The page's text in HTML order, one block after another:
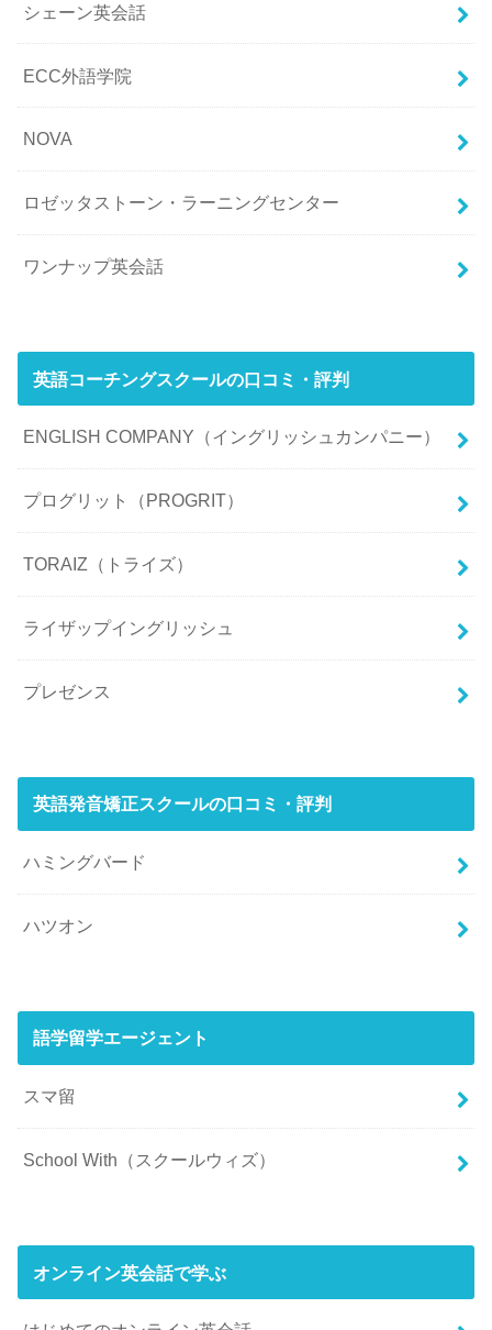
シェーン英会話
ECC外語学院
NOVA
ロゼッタストーン・ラーニングセンター
ワンナップ英会話
英語コーチングスクールの口コミ・評判
ENGLISH COMPANY（イングリッシュカンパニー）
プログリット（PROGRIT）
TORAIZ（トライズ）
ライザップイングリッシュ
プレゼンス
英語発音矯正スクールの口コミ・評判
ハミングバード
ハツオン
語学留学エージェント
スマ留
School With（スクールウィズ）
オンライン英会話で学ぶ